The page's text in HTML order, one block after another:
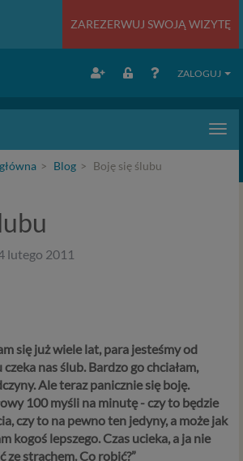
ZAREZERWUJ SWOJĄ WIZYTĘ
ZALOGUJ
Blog Boję się ślubu
lutego 2011
się już wiele lat, para jesteśmy od
nas ślub. Bardzo go chciałam,
Ale teraz panicznie się boję.
100 myśli na minutę - czy to będzie
czy to na pewno ten jedyny, a może jak
kogoś lepszego. Czas ucieka, a ja nie
ze strachem. Co robić?”